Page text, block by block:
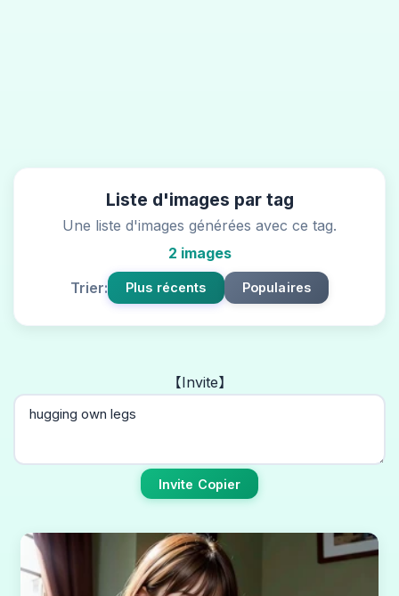
Liste d'images par tag
Une liste d'images générées avec ce tag.
2 images
Trier:
Plus récents Populaires
【Invite】
Invite Copier